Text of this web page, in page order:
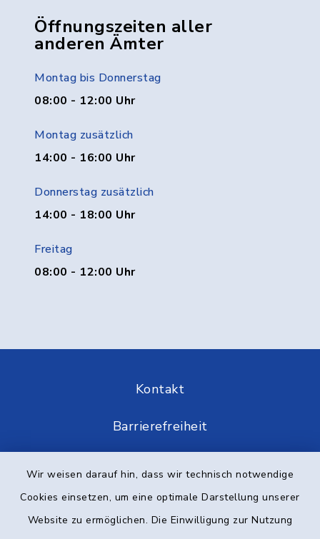
Wir weisen darauf hin, dass wir technisch notwendige
Cookies einsetzen, um eine optimale Darstellung unserer
Website zu ermöglichen. Die Einwilligung zur Nutzung
Öffnungszeiten aller
anderen Ämter
Montag bis Donnerstag
08:00 - 12:00 Uhr
Montag zusätzlich
14:00 - 16:00 Uhr
Donnerstag zusätzlich
14:00 - 18:00 Uhr
Freitag
08:00 - 12:00 Uhr
Kontakt
Barrierefreiheit
Impressum